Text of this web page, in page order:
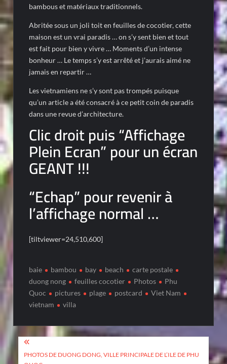
bambous et matériaux traditionnels.
Abritée sous un joli toit en feuilles de cocotier, cette
maison est un vrai paradis … on s’y sent bien et tout
est fait pour bien y vivre … Moments d’un intense
bonheur … Le temps s’y est arrêté et j’aurais aimé ne
jamais en repartir …
Les vietnamiens ne s’y sont pas trompés puisque
qu’un article a été consacré à ce petit coin de paradis
dans une revue d’architecture.
Clic droit puis “Affichage
Plein Ecran” pour un écran
GEANT !!!
“Echap” pour revenir à
l’affichage normal …
[tiltviewer=24,510,600]
baie bambou bay beach
carte postale
duong nong
feuilles cocotier Photos
Phu
Quoc
pictures plage postcard
Viet Nam
vietnam
villa
Post
PHOTOS DE DUONG DONG, VILLE PRINCIPALE DE L’ILE DE PHU